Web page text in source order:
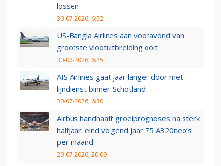
lossen
30-07-2026, 6:52
US-Bangla Airlines aan vooravond van
grootste vlootuitbreiding ooit
30-07-2026, 6:45
AIS Airlines gaat jaar langer door met
lijndienst binnen Schotland
30-07-2026, 6:30
Airbus handhaaft groeiprognoses na sterk
halfjaar: eind volgend jaar 75 A320neo’s
per maand
29-07-2026, 20:09